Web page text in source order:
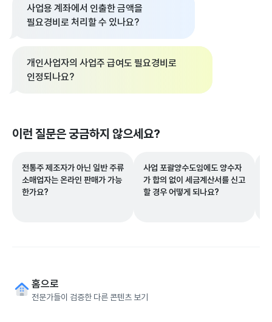
사업용 계좌에서 인출한 금액을
필요경비로 처리할 수 있나요?
개인사업자의 사업주 급여도 필요경비로
인정되나요?
이런 질문은 궁금하지 않으세요?
전통주 제조자가 아닌 일반 주류
소매업자는 온라인 판매가 가능
한가요?
사업 포괄양수도임에도 양수자
가 합의 없이 세금계산서를 신고
할 경우 어떻게 되나요?
홈으로
전문가들이 검증한 다른 콘텐츠 보기